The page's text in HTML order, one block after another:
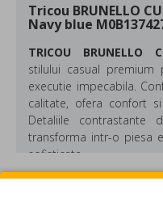
Tricou BRUNELLO
Navy blue
TRICOU BRUNELLO
stilului casual premium
executie impecabila.
calitate, ofera confort
Detaliile contrastante
transforma intr-o piesa
sofisticata.
Material: Bumbac